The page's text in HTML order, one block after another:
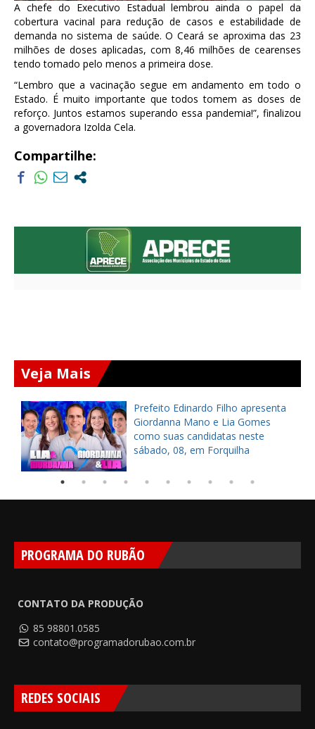
A chefe do Executivo Estadual lembrou ainda o papel da
cobertura vacinal para redução de casos e estabilidade de
demanda no sistema de saúde. O Ceará se aproxima das 23
milhões de doses aplicadas, com 8,46 milhões de cearenses
tendo tomado pelo menos a primeira dose.
“Lembro que a vacinação segue em andamento em todo o
Estado. É muito importante que todos tomem as doses de
reforço. Juntos estamos superando essa pandemia!”, finalizou
a governadora Izolda Cela.
Compartilhe:
Veja Mais
Prefeito Edinardo Filho apresenta
Giordanna Mano e Lia Gomes
como suas candidatas neste
sábado, 08, em Forquilha
PROGRAMA DO RUBÃO
CONTATO DA PRODUÇÃO
85 98801.0585
contato@programadorubao.com.br
REDES SOCIAIS